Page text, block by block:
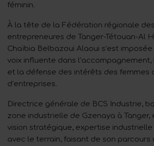
féminin.
À la tête de la Fédération régionale
entrepreneures de Tanger-Tétouan-Al
Chaïbia Belbazoui Alaoui s’est
voix influente dans
et la défense des intérêts des femmes
d’entreprises.
Directrice générale de BCS Industrie,
zone industrielle de Gzenaya à Tanger,
vision stratégique, expertise
avec le terrain, faisant de son parcours